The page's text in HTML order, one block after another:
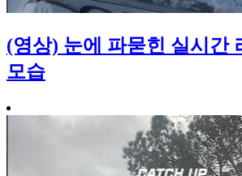
(영상) 눈에 파묻힌 실시간
모습